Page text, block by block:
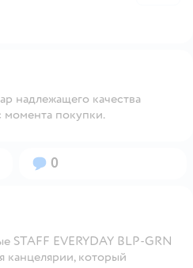
надлежащего качества
момента покупки.
Вопросов:
0
STAFF EVERYDAY BLP-GRN
канцелярии, который